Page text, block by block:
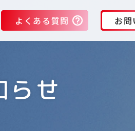
よくある質問 お問
らせ